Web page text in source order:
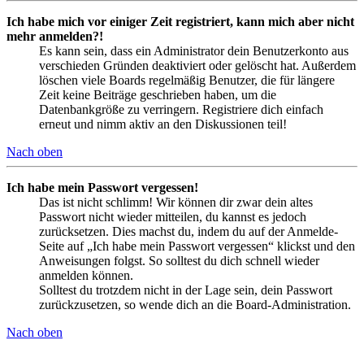
Ich habe mich vor einiger Zeit registriert, kann mich aber nicht
mehr anmelden?!
Es kann sein, dass ein Administrator dein Benutzerkonto aus
verschieden Gründen deaktiviert oder gelöscht hat. Außerdem
löschen viele Boards regelmäßig Benutzer, die für längere
Zeit keine Beiträge geschrieben haben, um die
Datenbankgröße zu verringern. Registriere dich einfach
erneut und nimm aktiv an den Diskussionen teil!
Nach oben
Ich habe mein Passwort vergessen!
Das ist nicht schlimm! Wir können dir zwar dein altes
Passwort nicht wieder mitteilen, du kannst es jedoch
zurücksetzen. Dies machst du, indem du auf der Anmelde-
Seite auf „Ich habe mein Passwort vergessen“ klickst und den
Anweisungen folgst. So solltest du dich schnell wieder
anmelden können.
Solltest du trotzdem nicht in der Lage sein, dein Passwort
zurückzusetzen, so wende dich an die Board-Administration.
Nach oben